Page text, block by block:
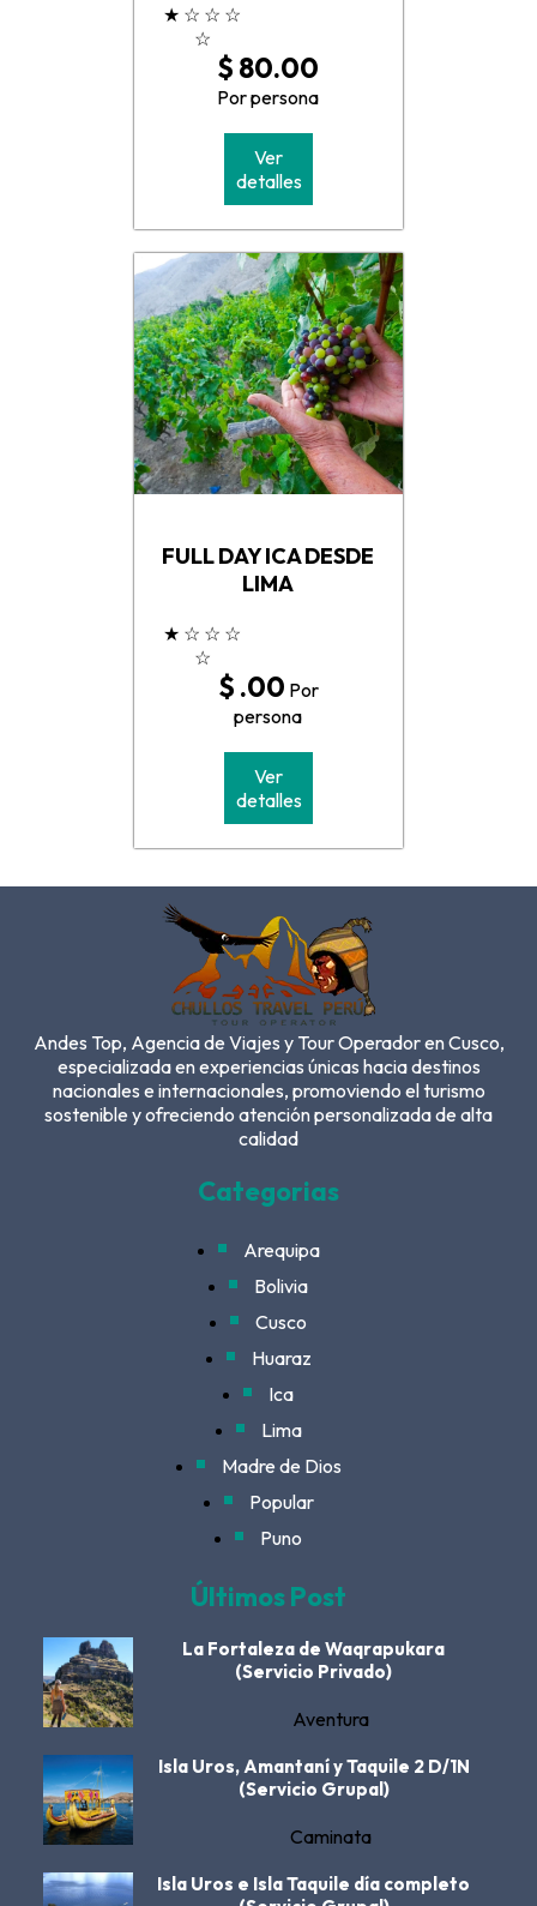
★ ☆ ☆ ☆
☆
$ 80.00
Por persona
Ver
detalles
FULL DAY ICA DESDE
LIMA
★ ☆ ☆ ☆
☆
$ .00 Por
persona
Ver
detalles
Andes Top, Agencia de Viajes y Tour Operador en Cusco,
especializada en experiencias únicas hacia destinos
nacionales e internacionales, promoviendo el turismo
sostenible y ofreciendo atención personalizada de alta
calidad
Categorias
Arequipa
Bolivia
Cusco
Huaraz
Ica
Lima
Madre de Dios
Popular
Puno
Últimos Post
La Fortaleza de Waqrapukara
(Servicio Privado)
Aventura
Isla Uros, Amantaní y Taquile 2 D/1N
(Servicio Grupal)
Caminata
Isla Uros e Isla Taquile día completo